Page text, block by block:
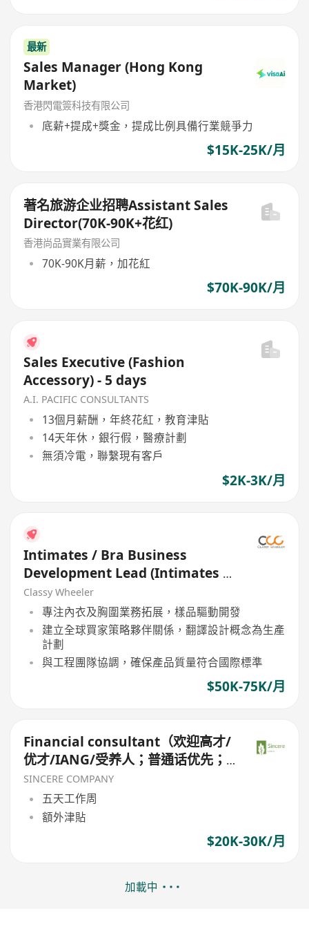
最新
Sales Manager (Hong Kong
Market)
香港閃電簽科技有限公司
底薪+提成+獎金，提成比例具備行業競爭力
$15K-25K/月
著名旅游企业招聘Assistant Sales
Director(70K-90K+花红)
香港尚品實業有限公司
70K-90K月薪，加花紅
$70K-90K/月
Sales Executive (Fashion
Accessory) - 5 days
A.I. PACIFIC CONSULTANTS
13個月薪酬，年終花紅，教育津貼
14天年休，銀行假，醫療計劃
無須冷電，聯繫現有客戶
$2K-3K/月
Intimates / Bra Business
Development Lead (Intimates /
Bra) (Sample Development)
Classy Wheeler
專注內衣及胸圍業務拓展，樣品驅動開發
建立全球買家策略夥伴關係，翻譯設計概念為生產
計劃
與工程團隊協調，確保產品質量符合國際標準
$50K-75K/月
Financial consultant（欢迎高才/
优才/IANG/受养人；普通话优先；
可转正/续签）
SINCERE COMPANY
五天工作周
額外津貼
$20K-30K/月
加載中